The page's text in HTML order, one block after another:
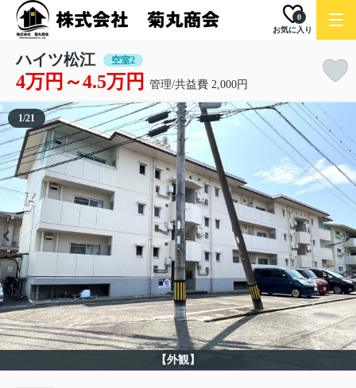
お気に入り
0
ハイツ松江 空室2
4万円～4.5万円 管理/共益費 2,000円
【外観】
1/21